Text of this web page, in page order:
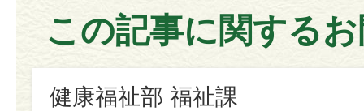
この記事に関する
健康福祉部 福祉課